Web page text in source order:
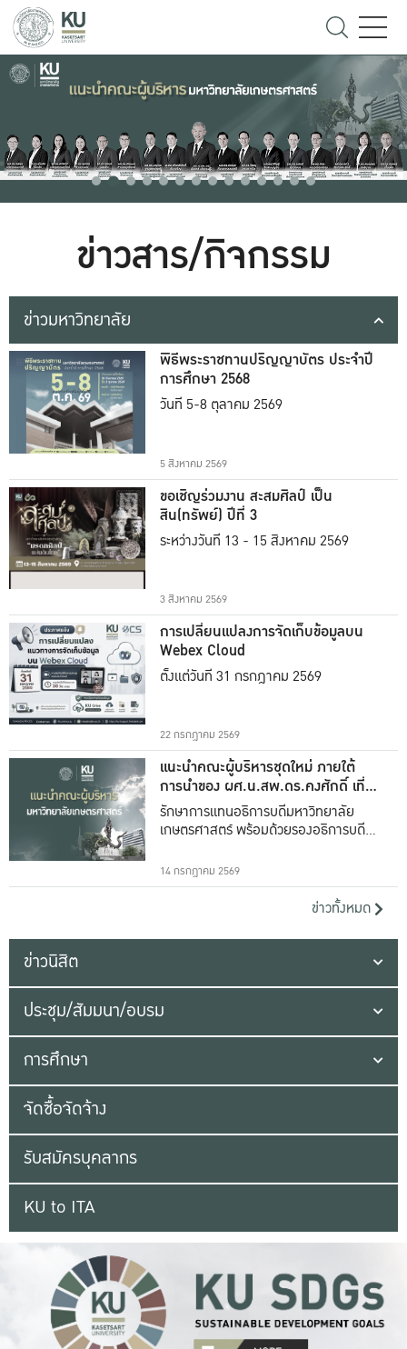
ข่าวสาร/กิจกรรม
ข่าวมหาวิทยาลัย
พิธีพระราชทานปริญญาบัตร ประจำปี
การศึกษา 2568
วันที่ 5-8 ตุลาคม 2569
5 สิงหาคม 2569
ขอเชิญร่วมงาน สะสมศิลป์ เป็น
สิน(ทรัพย์) ปีที่ 3
ระหว่างวันที่ 13 - 15 สิงหาคม 2569
3 สิงหาคม 2569
การเปลี่ยนแปลงการจัดเก็บข้อมูลบน
Webex Cloud
ตั้งแต่วันที่ 31 กรกฎาคม 2569
22 กรกฎาคม 2569
แนะนำคณะผู้บริหารชุดใหม่ ภายใต้
การนำของ ผศ.น.สพ.ดร.คงศักดิ์ เที่ยง
ธรรม
รักษาการแทนอธิการบดีมหาวิทยาลัย
เกษตรศาสตร์ พร้อมด้วยรองอธิการบดีทั้ง
14 กรกฎาคม 2569
ข่าวทั้งหมด
ข่าวนิสิต
ประชุม/สัมมนา/อบรม
การศึกษา
จัดซื้อจัดจ้าง
รับสมัครบุคลากร
KU to ITA